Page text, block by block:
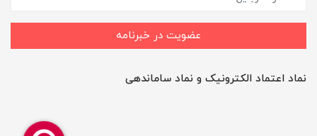
عضویت در خبرنامه
نماد اعتماد الکترونیک و نماد ساماندهی